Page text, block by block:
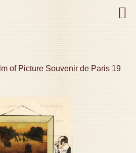
of Picture Souvenir de Paris 19